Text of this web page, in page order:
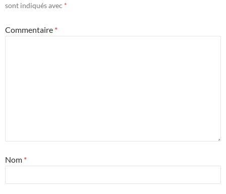
sont indiqués avec *
Commentaire *
Nom *